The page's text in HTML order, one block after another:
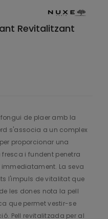
Revitalitzant
de plaer amb la
s'associa a un complex
proporcionar una
i fundent penetra
La seva
l'impuls de vitalitat que
les dones nota la pell
que permet vestir-se
Pell revitalitzada per al